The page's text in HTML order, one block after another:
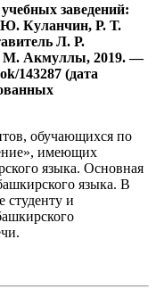
заведений:
Ю. Куланчин, Р. Т.
Л. Р.
М. Акмуллы, 2019. —
143287 (дата
обучающихся по
имеющих
языка. Основная
языка. В
студенту и